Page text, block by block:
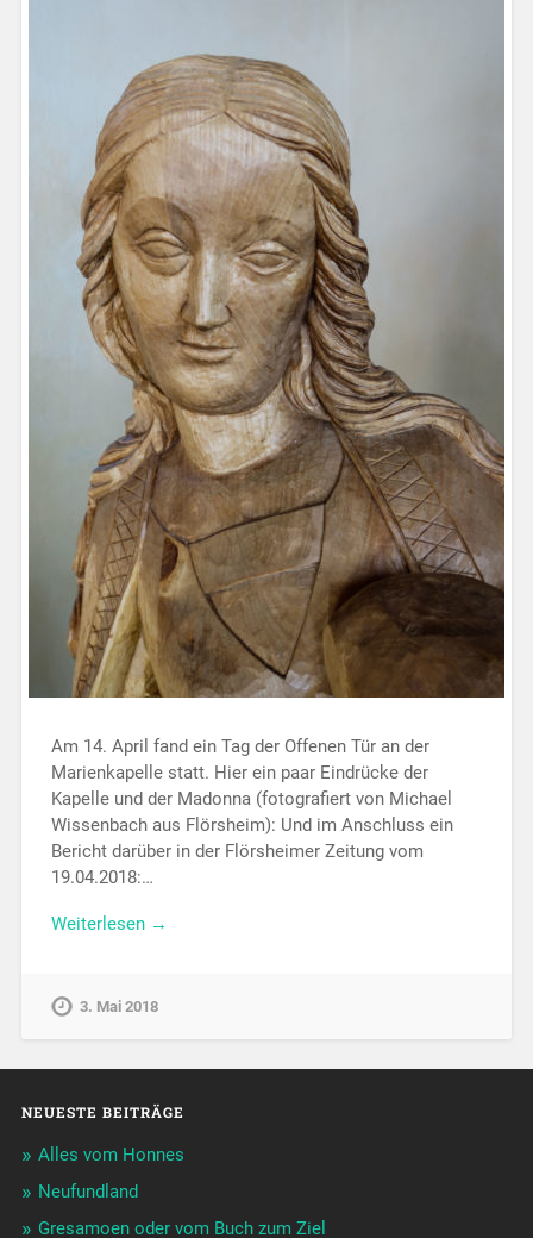
Am 14. April fand ein Tag der Offenen Tür an der
Marienkapelle statt. Hier ein paar Eindrücke der
Kapelle und der Madonna (fotografiert von Michael
Wissenbach aus Flörsheim): Und im Anschluss ein
Bericht darüber in der Flörsheimer Zeitung vom
19.04.2018:…
Weiterlesen →
3. Mai 2018
NEUESTE BEITRÄGE
Alles vom Honnes
Neufundland
Gresamoen oder vom Buch zum Ziel